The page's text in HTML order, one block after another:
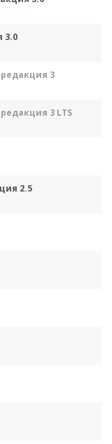
3.0
3
3 LTS
2.5